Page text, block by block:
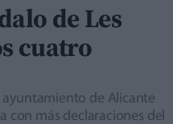
de Les
cuatro
ayuntamiento de Alicante
con más declaraciones del